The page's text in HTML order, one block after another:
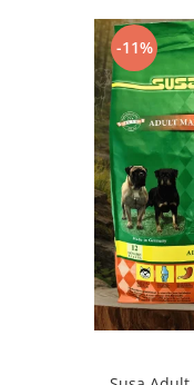
-11%